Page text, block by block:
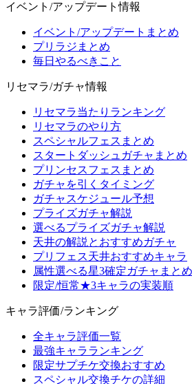
イベント/アップデート情報
イベント/アップデートまとめ
プリラジまとめ
毎日やるべきこと
リセマラ/ガチャ情報
リセマラ当たりランキング
リセマラのやり方
スペシャルフェスまとめ
スタートダッシュガチャまとめ
プリンセスフェスまとめ
ガチャを引くタイミング
ガチャスケジュール予想
プライズガチャ解説
選べるプライズガチャ解説
天井の解説とおすすめガチャ
プリフェス天井おすすめキャラ
属性選べる星3確定ガチャまとめ
限定/恒常★3キャラの実装順
キャラ評価/ランキング
全キャラ評価一覧
最強キャラランキング
限定サプチケ交換おすすめ
スペシャル交換チケの詳細